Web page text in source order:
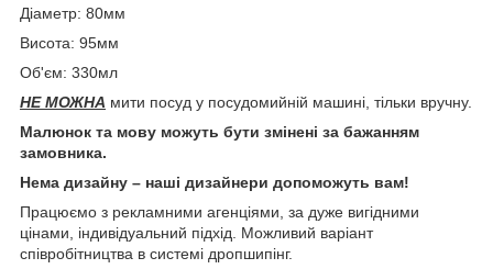
Діаметр: 80мм
Висота: 95мм
Об'єм: 330мл
НЕ МОЖНА мити посуд у посудомийній машині, тільки вручну.
Малюнок та мову можуть бути змінені за бажанням
замовника.
Нема дизайну – наші дизайнери допоможуть вам!
Працюємо з рекламними агенціями, за дуже вигідними
цінами, індивідуальний підхід. Можливий варіант
співробітництва в системі дропшипінг.